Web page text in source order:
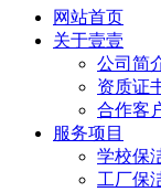
网站首页
关于壹壹
公司简
资质证
合作客
服务项目
学校保
工厂保